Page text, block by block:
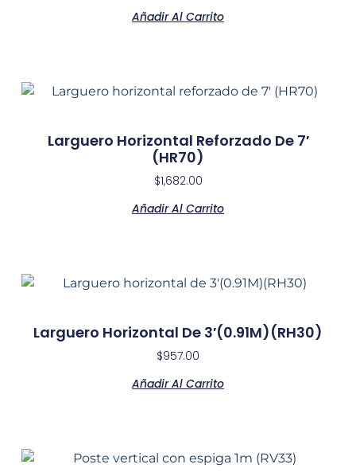
Añadir Al Carrito
Larguero Horizontal Reforzado De 7′
(HR70)
$1,682.00
Añadir Al Carrito
Larguero Horizontal De 3′(0.91M)(RH30)
$957.00
Añadir Al Carrito